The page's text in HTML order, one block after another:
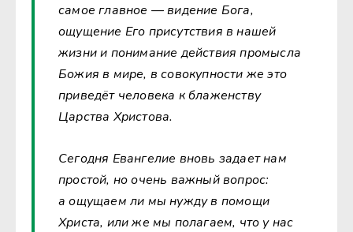
самое главное — видение Бога,
ощущение Его присутствия в нашей
жизни и понимание действия промысла
Божия в мире, в совокупности же это
приведёт человека к блаженству
Царства Христова.
Сегодня Евангелие вновь задает нам
простой, но очень важный вопрос:
а ощущаем ли мы нужду в помощи
Христа, или же мы полагаем, что у нас